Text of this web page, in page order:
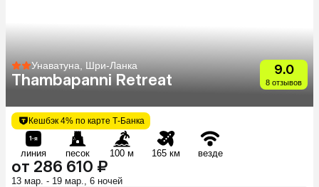
Унаватуна, Шри-Ланка
Thambapanni Retreat
9.0
8 отзывов
Кешбэк 4% по карте Т-Банка
линия песок 100 м 165 км везде
от 286 610 ₽
13 мар. - 19 мар., 6 ночей